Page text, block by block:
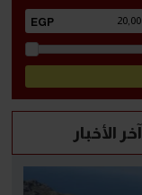
آخر الأخبار